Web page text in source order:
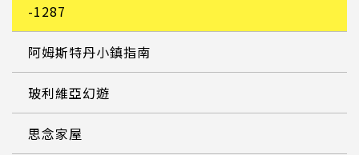
-1287
阿姆斯特丹小鎮指南
玻利維亞幻遊
思念家屋